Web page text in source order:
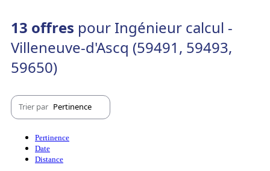
13 offres pour Ingénieur calcul -
Villeneuve-d'Ascq (59491, 59493,
59650)
Trier par Pertinence
Pertinence
Date
Distance